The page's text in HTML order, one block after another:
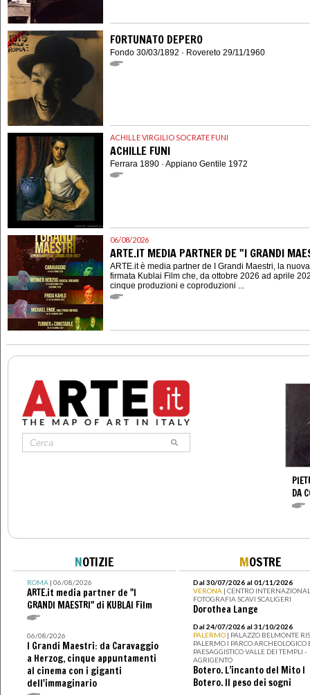
FORTUNATO DEPERO
Fondo 30/03/1892 · Rovereto 29/11/1960
ACHILLE VIRGILIO SOCRATE FUNI
ACHILLE FUNI
Ferrara 1890 · Appiano Gentile 1972
06/08/2026
ARTE.IT MEDIA PARTNER DE "I GRANDI
ARTE.it è media partner de I Grandi Maestri, la
firmata Kublai Film che, da ottobre 2026 ad aprile
cinque produzioni e coproduzioni ...
DA
NOTIZIE
ROMA| 06/08/2026
ARTE.it media partner de "I
GRANDI MAESTRI" di KUBLAI Film
06/08/2026
I Grandi Maestri: da Caravaggio
a Herzog, cinque appuntamenti
al cinema con i giganti
dell'immaginario
MOSTRE
Dal 30/07/2026 al 01/11/2026
VERONA | CENTRO
FOTOGRAFIA SCAVI SCALIGERI
Dorothea Lange
Dal 24/07/2026 al 31/10/2026
PALERMO | PALAZZO BELMONTE
PALERMO I PARCO ARCHEOLOGICO
PAESAGGISTICO VALLE DEI TEMPLI -
AGRIGENTO
Botero. L’incanto del Mito I
Botero. Il peso dei sogni